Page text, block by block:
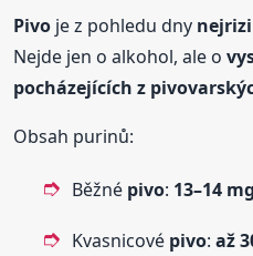
Pivo je z pohledu dny
Nejde jen o alkohol, ale o
pocházejících z pivo
Obsah purinů:
Běžné pivo: 13–14
Kvasnicové pivo:až